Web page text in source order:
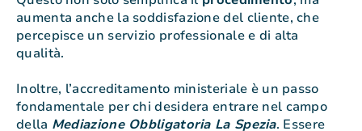
aumenta anche la soddisfazione del cliente, che
percepisce un servizio professionale e di alta
qualità.
Inoltre, l’accreditamento ministeriale è un passo
fondamentale per chi desidera entrare nel campo
della Mediazione Obbligatoria La Spezia. Essere